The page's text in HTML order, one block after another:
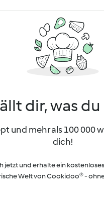
dir, was du
und mehr als 100 000
dich!
jetzt und erhalte ein
Welt von Cookidoo® -